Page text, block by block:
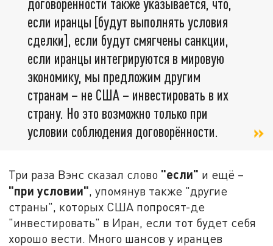
если иранцы [будут выполнять условия
сделки], если будут смягчены санкции,
если иранцы интегрируются в мировую
экономику, мы предложим другим
странам – не США – инвестировать в их
страну. Но это возможно только при
условии соблюдения договорённости.
Три раза Вэнс сказал слово "если" и ещё –
"при условии", упомянув также "другие
страны", которых США попросят-де
"инвестировать" в Иран, если тот будет себя
хорошо вести. Много шансов у иранцев